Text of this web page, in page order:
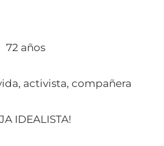
72 años
activista, compañera
IDEALISTA!